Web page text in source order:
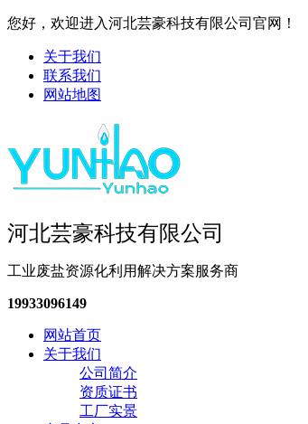
您好，欢迎进入河北芸豪科技有限公司官网！
关于我们
联系我们
网站地图
河北芸豪科技有限公司
工业废盐资源化利用解决方案服务商
19933096149
网站首页
关于我们
公司简介
资质证书
工厂实景